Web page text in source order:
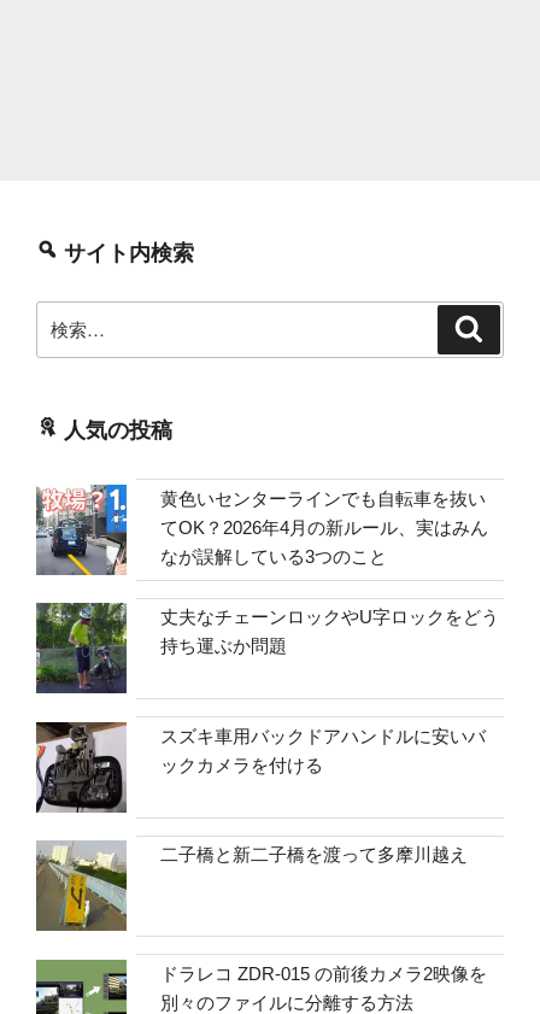
サイト内検索
索:
人気の投稿
黄色いセンターラインでも自転車を抜い
てOK？2026年4月の新ルール、実はみん
なが誤解している3つのこと
丈夫なチェーンロックやU字ロックをどう
持ち運ぶか問題
スズキ車用バックドアハンドルに安いバ
ックカメラを付ける
二子橋と新二子橋を渡って多摩川越え
ドラレコ ZDR-015 の前後カメラ2映像を
別々のファイルに分離する方法